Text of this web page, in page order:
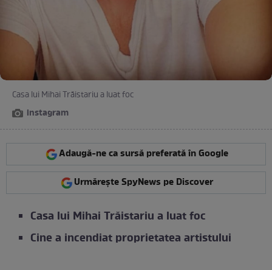
Casa lui Mihai Trăistariu a luat foc
instagram
Adaugă-ne ca sursă preferată în Google
Urmărește SpyNews pe Discover
Casa lui Mihai Trăistariu a luat foc
Cine a incendiat proprietatea artistului